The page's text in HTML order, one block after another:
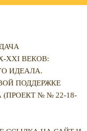
XXI ВЕКОВ:
ИДЕАЛА.
ПОДДЕРЖКЕ
№ № 22-18-